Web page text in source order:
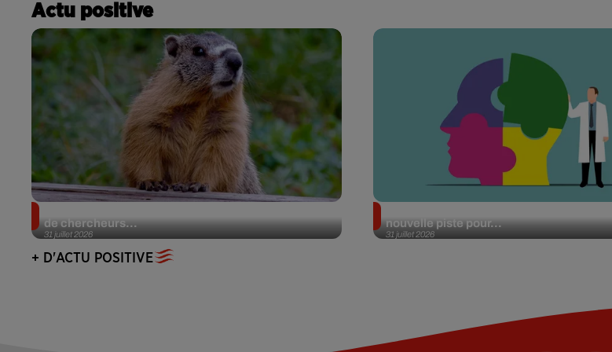
Actu positive
31 juillet 2026
de chercheurs...
31 juillet 2026
nouvelle piste pour...
+ D'ACTU POSITIVE